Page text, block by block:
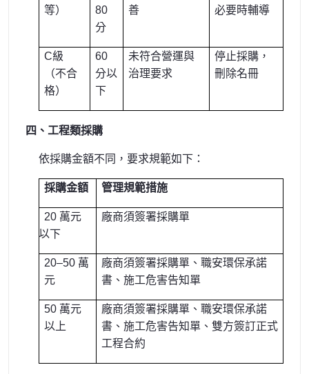
等）
80
分
善
必要時輔導
C級
（不合
格）
60
分以
下
未符合營運與
治理要求
停止採購，
刪除名冊
四、工程類採購
依採購金額不同，要求規範如下：
採購金額 管理規範措施
20 萬元
以下
廠商須簽署採購單
20–50 萬
元
廠商須簽署採購單、職安環保承諾
書、施工危害告知單
50 萬元
以上
廠商須簽署採購單、職安環保承諾
書、施工危害告知單、雙方簽訂正式
工程合約